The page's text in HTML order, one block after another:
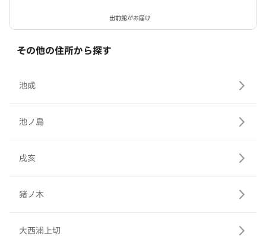
出前館がお届け
その他の住所から探す
池成
池ノ島
戌亥
猪ノ木
大西浦上切